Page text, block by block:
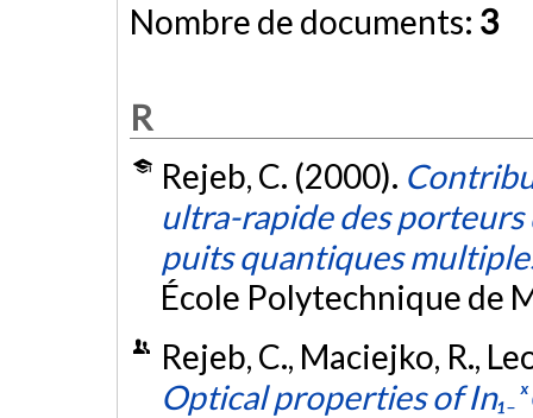
Nombre de documents: 3
R
Rejeb, C. (2000).
ultra-rapide des porteurs
puits quantiques
École Polytechnique de
Rejeb, C., Maciejko, R.,
Optical properties of